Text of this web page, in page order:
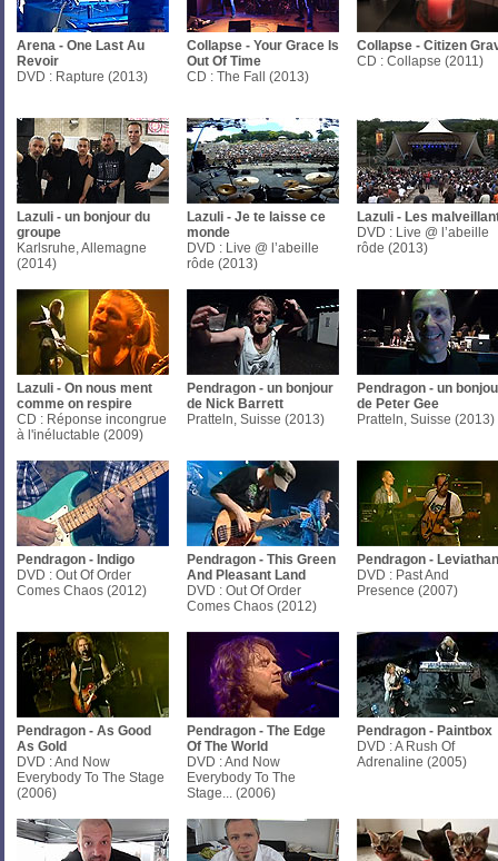
Arena - One Last Au
Revoir
DVD : Rapture (2013)
Collapse - Your Grace Is
Out Of Time
CD : The Fall (2013)
Collapse - Citizen
CD : Collapse (2011)
Lazuli - un bonjour du
groupe
Karlsruhe, Allemagne
(2014)
Lazuli - Je te laisse ce
monde
DVD : Live @ l’abeille
rôde (2013)
Lazuli - Les
DVD : Live @ l’abeille
rôde (2013)
Lazuli - On nous ment
comme on respire
CD : Réponse incongrue
à l'inéluctable (2009)
Pendragon - un bonjour
de Nick Barrett
Pratteln, Suisse (2013)
Pendragon - un
de Peter Gee
Pratteln, Suisse (2013)
Pendragon - Indigo
DVD : Out Of Order
Comes Chaos (2012)
Pendragon - This Green
And Pleasant Land
DVD : Out Of Order
Comes Chaos (2012)
Pendragon - Leviathan
DVD : Past And
Presence (2007)
Pendragon - As Good
As Gold
DVD : And Now
Everybody To The Stage
(2006)
Pendragon - The Edge
Of The World
DVD : And Now
Everybody To The
Stage... (2006)
Pendragon - Paintbox
DVD : A Rush Of
Adrenaline (2005)